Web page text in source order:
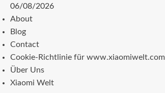
Zum
Inhalt
springen
06/08/2026
About
Blog
Contact
Cookie-Richtlinie für www.xiaomiwelt.com
Über Uns
Xiaomi Welt